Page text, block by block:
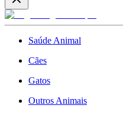
Saúde Animal
Cães
Gatos
Outros Animais